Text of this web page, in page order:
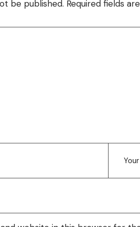
be published. Required fields